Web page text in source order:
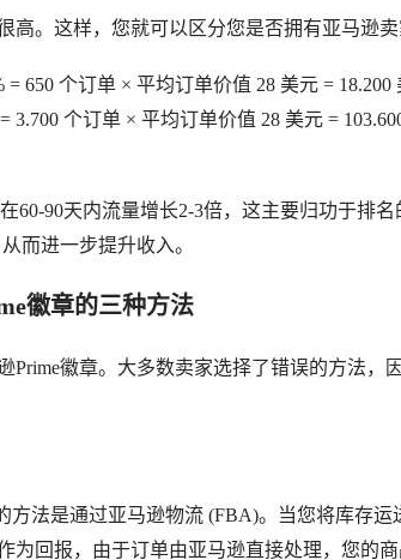
高。这样，您就可以区分您是否拥有亚马逊卖
= 650 个订单 × 平均订单价值 28 美元 = 18.200
3.700 个订单 × 平均订单价值 28 美元 =
60-90天内流量增长2-3倍，这主要归功于排
而进一步提升收入。
徽章的三种方法
Prime徽章。大多数卖家选择了错误的方法，
方法是通过亚马逊物流 (FBA)。当您将库存
为回报，由于订单由亚马逊直接处理，您的商